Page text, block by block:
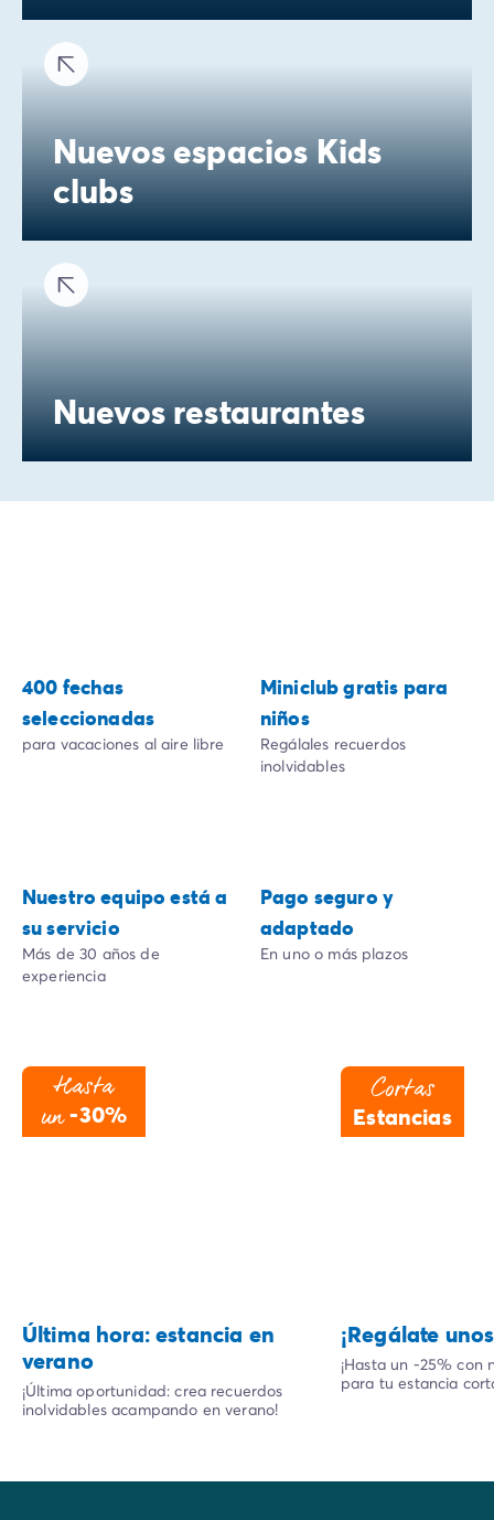
Nuevos espacios Kids
clubs
Nuevos restaurantes
400 fechas
seleccionadas
para vacaciones al aire libre
Miniclub gratis para
niños
Regálales recuerdos
inolvidables
Nuestro equipo está a
su servicio
Más de 30 años de
experiencia
Pago seguro y
adaptado
En uno o más plazos
Hasta
un-30%
Última hora: estancia en
verano
¡Última oportunidad: crea recuerdos
inolvidables acampando en verano!
Cortas
Estancias
¡Regálate
¡Hasta un -25% con
para tu estancia